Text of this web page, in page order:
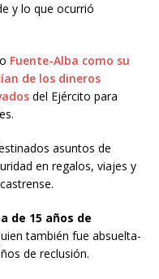
y lo que ocurrió
Fuente-Alba como su
de los dineros
del Ejército para
asuntos de
en regalos, viajes y
de 15 años de
también fue absuelta-
de reclusión.